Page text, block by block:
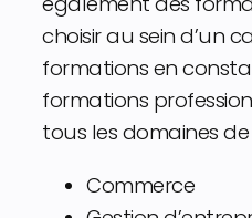
choisir au sein d’un
formations en
formations
tous les domaines de
Commerce